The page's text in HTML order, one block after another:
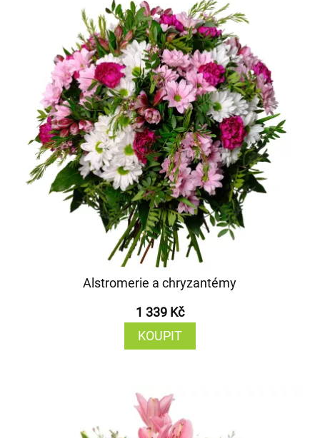
Alstromerie a chryzantémy
1 339 Kč
KOUPIT